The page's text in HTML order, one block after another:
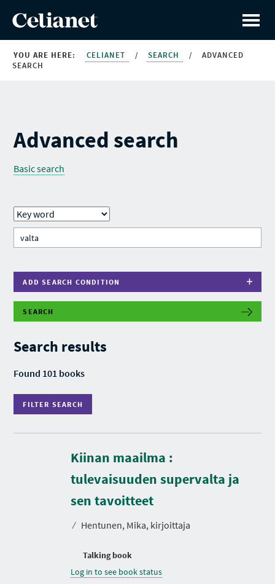
YOU ARE HERE: CELIANET / SEARCH /
ADVANCED
SEARCH
Advanced search
Basic search
ADD SEARCH CONDITION
SEARCH
Search results
Found 101 books
FILTER SEARCH
F
T
S
A
R
C
Kiinan maailma :
tulevaisuuden supervalta ja
sen tavoitteet
⁄ Hentunen, Mika, kirjoittaja
Talking book
Log in to see book status